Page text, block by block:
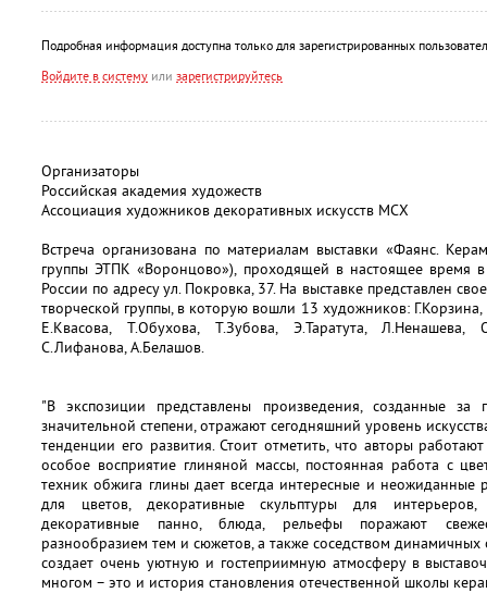
Подробная информация доступна только для зарегистрированных
Войдите в систему или зарегистрируйтесь
Организаторы
Российская академия художеств
Ассоциация художников декоративных искусств МСХ
Встреча организована по материалам выставки «Фаянс.
группы ЭТПК «Воронцово»), проходящей в настоящее время
России по адресу ул. Покровка, 37. На выставке представлен
творческой группы, в которую вошли 13 художников: Г.Корзина,
Е.Квасова, Т.Обухова, Т.Зубова, Э.Таратута, Л.Ненашева,
С.Лифанова, А.Белашов.
"В экспозиции представлены произведения, созданные за
значительной степени, отражают сегодняшний уровень
тенденции его развития. Стоит отметить, что авторы
особое восприятие глиняной массы, постоянная работа с
техник обжига глины дает всегда интересные и неожиданные
для цветов, декоративные скульптуры для интерьеров,
декоративные панно, блюда, рельефы поражают
разнообразием тем и сюжетов, а также соседством
создает очень уютную и гостеприимную атмосферу в
многом – это и история становления отечественной школы